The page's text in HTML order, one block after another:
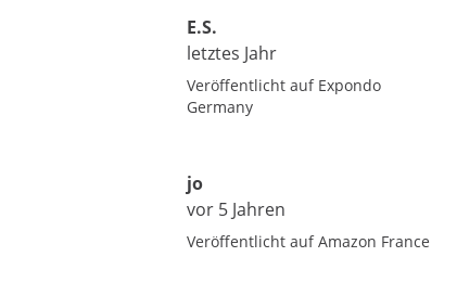
E.S.
letztes Jahr
Veröffentlicht auf Expondo
Germany
jo
vor 5 Jahren
Veröffentlicht auf Amazon France